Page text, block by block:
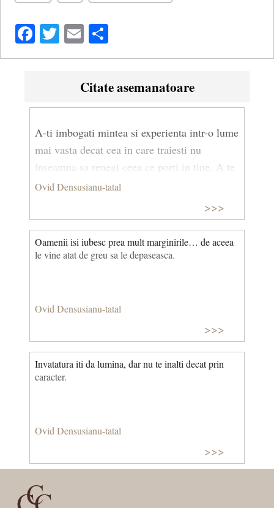
Facebook
Twitter
Email
Citate asemanatoare
A-ti imbogati mintea si experienta intr-o lume
mai vasta decat cea in care traiesti nu
inseamna sa renegi ceea ce porti in tine. A te
hrani din seve adanci nu inseamna sa te
Ovid Densusianu-tatal
>>>
Oamenii isi iubesc prea mult marginirile… de aceea
le vine atat de greu sa le depaseasca.
Ovid Densusianu-tatal
>>>
Invatatura iti da lumina, dar nu te inalti decat prin
caracter.
Ovid Densusianu-tatal
>>>